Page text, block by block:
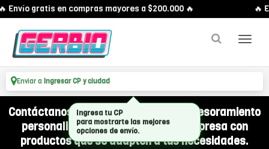
Envío gratis en compras mayores a $200.000 🔥 🔥
Enviar a Ingresar CP y ciudad
Contáctanos por WhatsApp y recibí asesoramiento
personalizado para equipar a tu empresa con
productos que se adapten a tus necesidades.
Ingresa tu CP
para mostrarte las mejores
opciones de envío.